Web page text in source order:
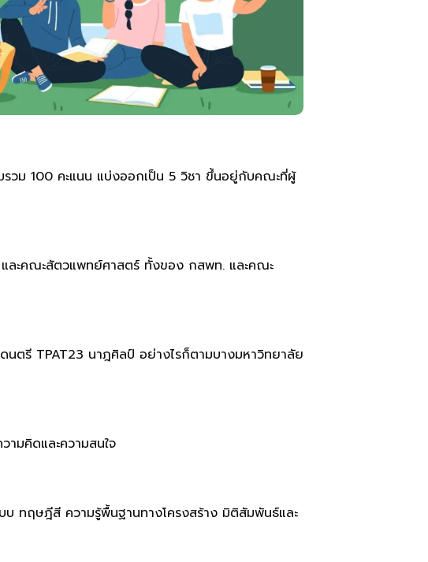
วม 100 คะแนน แบ่งออกเป็น 5 วิชา ขึ้นอยู่กับคณะที่ผู้
ละคณะสัตวแพทย์ศาสตร์ ทั้งของ กสพท. และคณะ
นตรี TPAT23 นาฎศิลป์ อย่างไรก็ตามบางมหาวิทยาลัย
ามคิดและความสนใจ
บ ทฤษฎีสี ความรู้พื้นฐานทางโครงสร้าง มิติสัมพันธ์และ